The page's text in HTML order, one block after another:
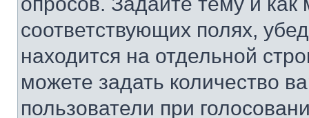
соответствующих полях,
находится на отдельной
можете задать количество
пользователи при